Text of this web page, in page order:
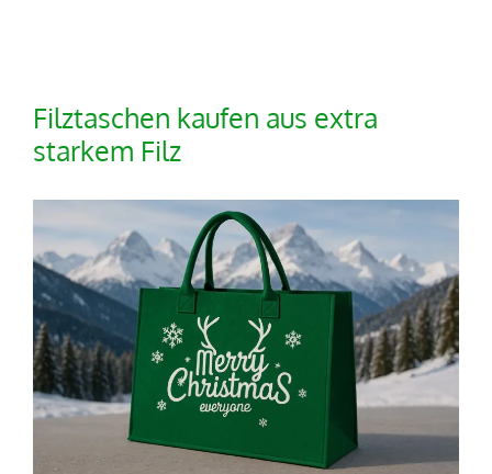
Filztaschen kaufen aus extra
starkem Filz